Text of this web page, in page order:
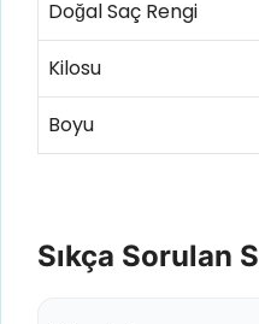
Doğal Saç Rengi
Kilosu
Boyu
Sıkça Sorulan